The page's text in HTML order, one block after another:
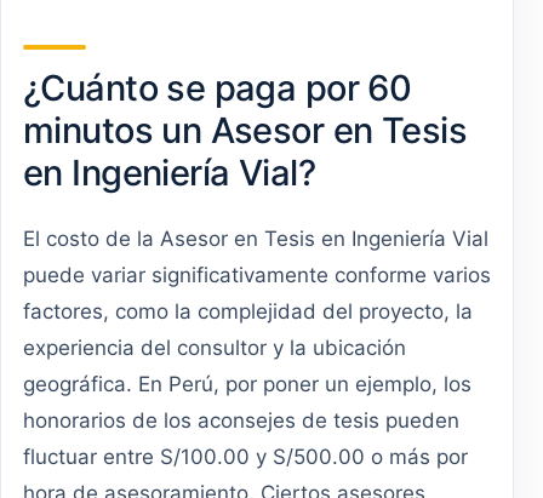
¿Cuánto se paga por 60
minutos un Asesor en Tesis
en Ingeniería Vial?
El costo de la Asesor en Tesis en Ingeniería Vial
puede variar significativamente conforme varios
factores, como la complejidad del proyecto, la
experiencia del consultor y la ubicación
geográfica. En Perú, por poner un ejemplo, los
honorarios de los aconsejes de tesis pueden
fluctuar entre S/100.00 y S/500.00 o más por
hora de asesoramiento. Ciertos asesores